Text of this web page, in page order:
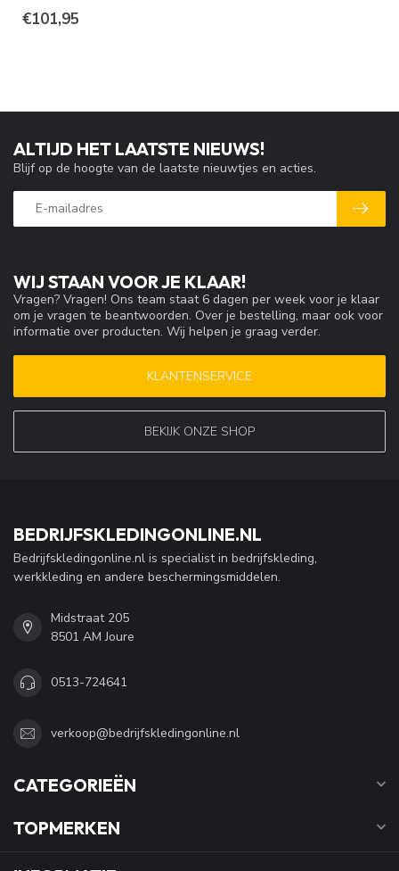
€101,95
WIJ STAAN VOOR JE KLAAR!
Vragen? Vragen! Ons team staat 6 dagen per week voor je klaar
om je vragen te beantwoorden. Over je bestelling, maar ook voor
informatie over producten. Wij helpen je graag verder.
KLANTENSERVICE
BEKIJK ONZE SHOP
ALTIJD HET LAATSTE NIEUWS!
Blijf op de hoogte van de laatste nieuwtjes en acties.
BEDRIJFSKLEDINGONLINE.NL
Bedrijfskledingonline.nl is specialist in bedrijfskleding,
werkkleding en andere beschermingsmiddelen.
Midstraat 205
8501 AM Joure
0513-724641
verkoop@bedrijfskledingonline.nl
CATEGORIEËN
TOPMERKEN